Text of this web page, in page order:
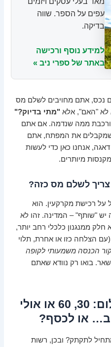
עפים על הספר. שווה
בדיקה.
למידע נוסף ורכישה
באתר של ספרי ניב »
נכס, אתם מחויבים לשלם מס
לא "האם", אלא "מתי בדיוק?"
ממה שנדמה. אם אתם
את המפתח, אתם
אנחנו כאן כדי לעשות
מיותרים.
לשלם מס כזה?
רכישת מקרקעין. הוא
"שותף" – המדינה. זהו לא
ממנגנון כלכלי רחב יותר,
הצלחה כזו או אחרת, תלוי
הכנסה משמעותי לקופה
בואו רק נוודא שאתם
הכרוניקה של התשלום: 30, 60 או אולי
לתקתק? ובכן, רשות